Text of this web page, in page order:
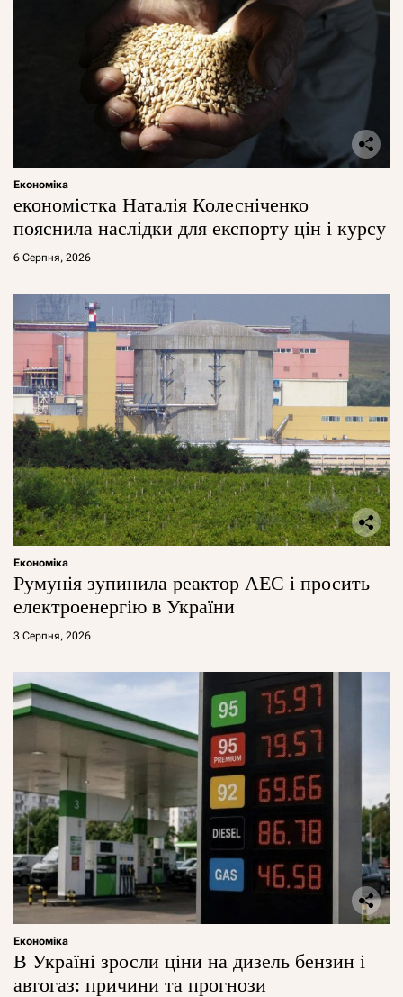
Економіка
економістка Наталія Колесніченко
пояснила наслідки для експорту цін і курсу
6 Серпня, 2026
Економіка
Румунія зупинила реактор АЕС і просить
електроенергію в України
3 Серпня, 2026
Економіка
В Україні зросли ціни на дизель бензин і
автогаз: причини та прогнози